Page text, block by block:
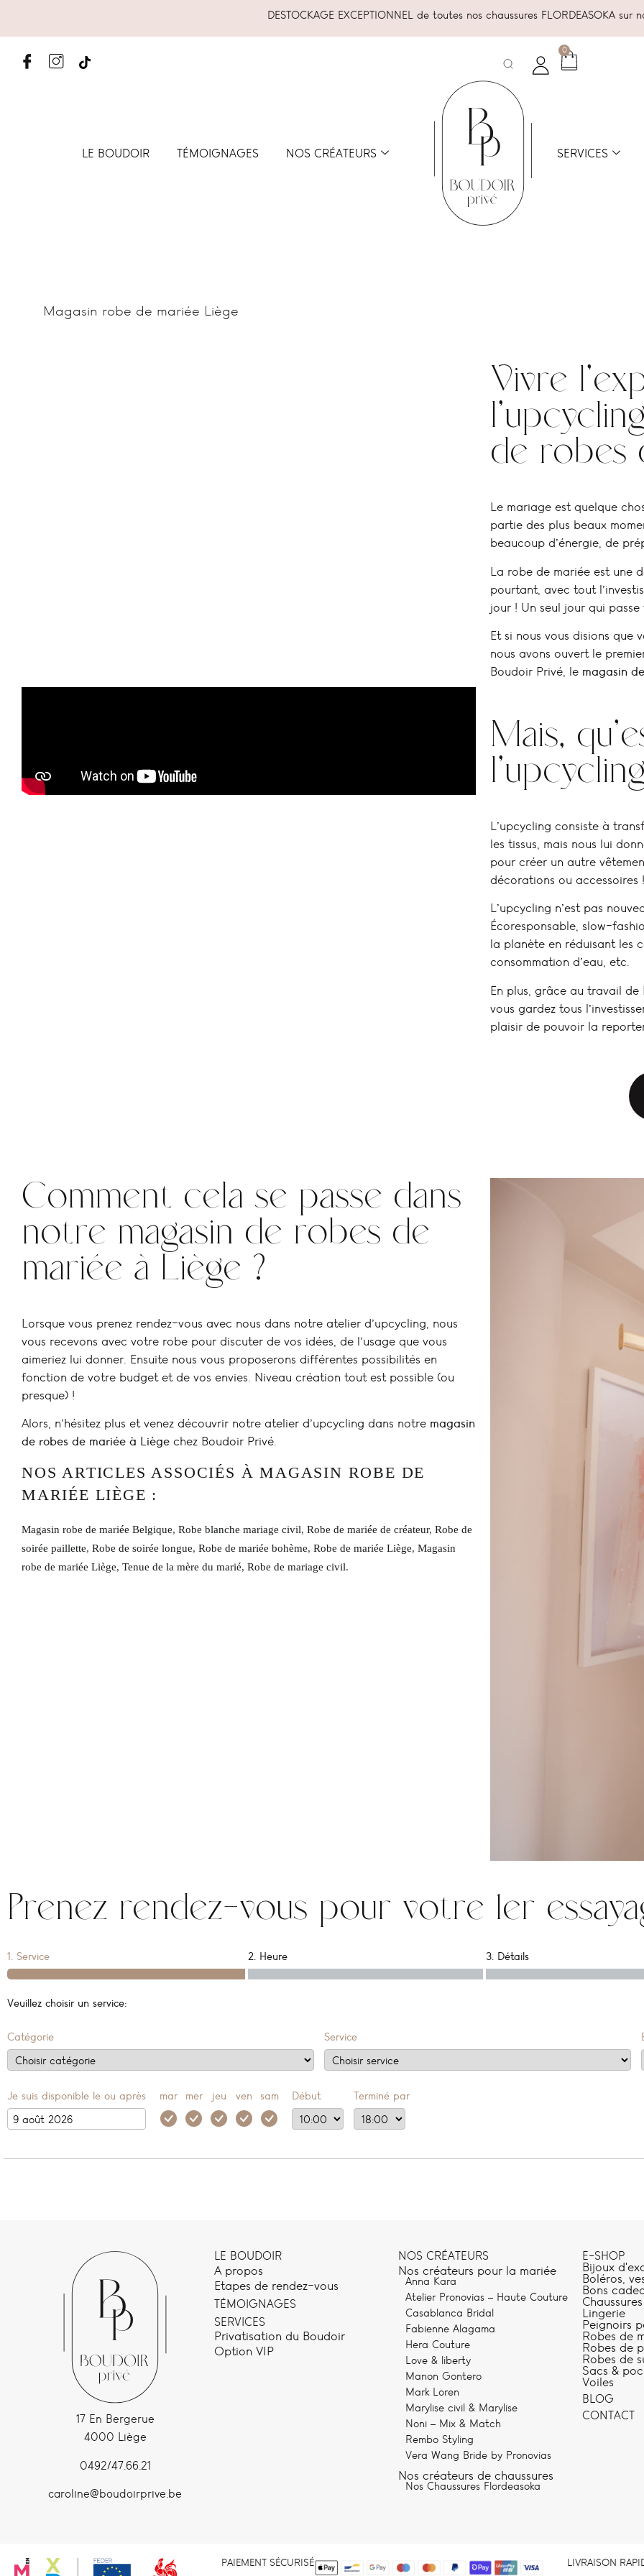
DESTOCKAGE EXCEPTIONNEL de toutes nos chaussures FLORDEASOKA sur
0
LE BOUDOIR TÉMOIGNAGES NOS CRÉATEURS SERVICES
Magasin robe de mariée Liège
Vivre
de robes
Le mariage est quelque
partie des plus beaux
beaucoup d’énergie, de
La robe de mariée est une
pourtant, avec tout
jour ! Un seul jour qui
Et si nous vous disions que
nous avons ouvert le
Boudoir Privé, le magasin
Mais,
L’upcycling consiste à
les tissus, mais nous lui
pour créer un autre
décorations ou
L’upcycling n’est pas
Écoresponsable, slow-
la planète en réduisant les
consommation d’eau, etc.
En plus, grâce au travail
vous gardez tous
plaisir de pouvoir la
Comment cela se passe dans
notre magasin de robes de
mariée à Liège ?
Lorsque vous prenez rendez-vous avec nous dans notre atelier d’upcycling, nous
vous recevons avec votre robe pour discuter de vos idées, de l’usage que vous
aimeriez lui donner. Ensuite nous vous proposerons différentes possibilités en
fonction de votre budget et de vos envies. Niveau création tout est possible (ou
presque) !
Alors, n’hésitez plus et venez découvrir notre atelier d’upcycling dans notre magasin
de robes de mariée à Liège chez Boudoir Privé.
NOS ARTICLES ASSOCIÉS À MAGASIN ROBE DE
MARIÉE LIÈGE :
Magasin robe de mariée Belgique, Robe blanche mariage civil, Robe de mariée de créateur, Robe de
soirée paillette, Robe de soirée longue, Robe de mariée bohème, Robe de mariée Liège, Magasin
robe de mariée Liège, Tenue de la mère du marié, Robe de mariage civil.
Prenez rendez-vous pour votre 1er
1. Service 2. Heure 3. Détails
Veuillez choisir un service:
Catégorie Service
Je suis disponible le ou après mar mer jeu ven sam Début Terminé par
17 En Bergerue
4000 Liège
0492/47.66.21
caroline@boudoirprive.be
LE BOUDOIR
A propos
Etapes de rendez-vous
TÉMOIGNAGES
SERVICES
Privatisation du Boudoir
Option VIP
NOS CRÉATEURS
Nos créateurs pour la mariée
Anna Kara
Atelier Pronovias – Haute Couture
Casablanca Bridal
Fabienne Alagama
Hera Couture
Love & liberty
Manon Gontero
Mark Loren
Marylise civil & Marylise
Noni – Mix & Match
Rembo Styling
Vera Wang Bride by Pronovias
Nos créateurs de chaussures
Nos Chaussures Flordeasoka
E-SHOP
Bijoux
Boléros,
Bons
Chaussures
Lingerie
Peignoirs
Robes de
Robes de
Robes de
Sacs &
Voiles
BLOG
CONTACT
PAIEMENT SÉCURISÉ LIVRAISON